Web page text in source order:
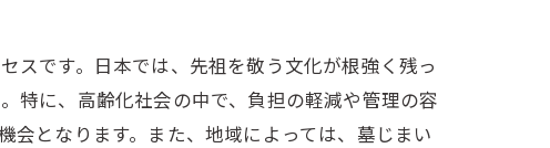
法
スです。日本では、先祖を敬う文化が根強く残っ
特に、高齢化社会の中で、負担の軽減や管理の容
となります。また、地域によっては、墓じまい